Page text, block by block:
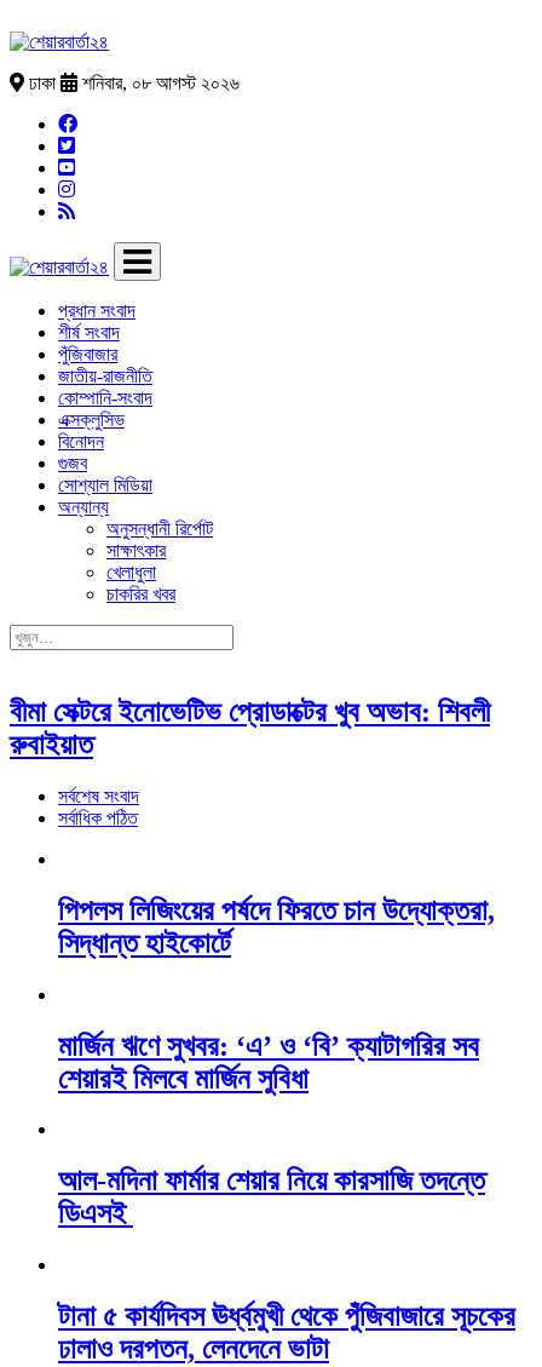
ঢাকা শনিবার, ০৮ আগস্ট ২০২৬
প্রধান সংবাদ
শীর্ষ সংবাদ
পুঁজিবাজার
জাতীয়-রাজনীতি
কোম্পানি-সংবাদ
এক্সক্লুসিভ
বিনোদন
গুজব
সোশ্যাল মিডিয়া
অন্যান্য
অনুসন্ধানী রির্পোট
সাক্ষাৎকার
খেলাধুলা
চাকরির খবর
বীমা সেক্টরে ইনোভেটিভ প্রোডাক্টের খুব অভাব: শিবলী
রুবাইয়াত
সর্বশেষ সংবাদ
সর্বাধিক পঠিত
পিপলস লিজিংয়ের পর্ষদে ফিরতে চান উদ্যোক্তরা,
সিদ্ধান্ত হাইকোর্টে
মার্জিন ঋণে সুখবর: ‘এ’ ও ‘বি’ ক্যাটাগরির সব
শেয়ারই মিলবে মার্জিন সুবিধা
আল-মদিনা ফার্মার শেয়ার নিয়ে কারসাজি তদন্তে
ডিএসই
টানা ৫ কার্যদিবস ঊর্ধ্বমুখী থেকে পুঁজিবাজারে সূচকের
ঢালাও দরপতন, লেনদেনে ভাটা